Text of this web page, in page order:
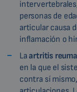
personas de
articular causa
inflamación o
Laartritis
en la que el
contra sí